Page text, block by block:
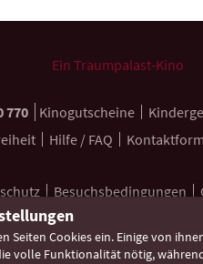
770 Kinogutscheine
Hilfe / FAQ
Besuchsbedingungen
Seiten Cookies ein. Einige von
volle Funktionalität nötig,